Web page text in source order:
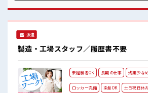
派遣
製造・工場スタッフ／履歴書不要
未経験者OK 長期の仕事 残業少なめ
ロッカー完備 染髪OK 土日祝日休